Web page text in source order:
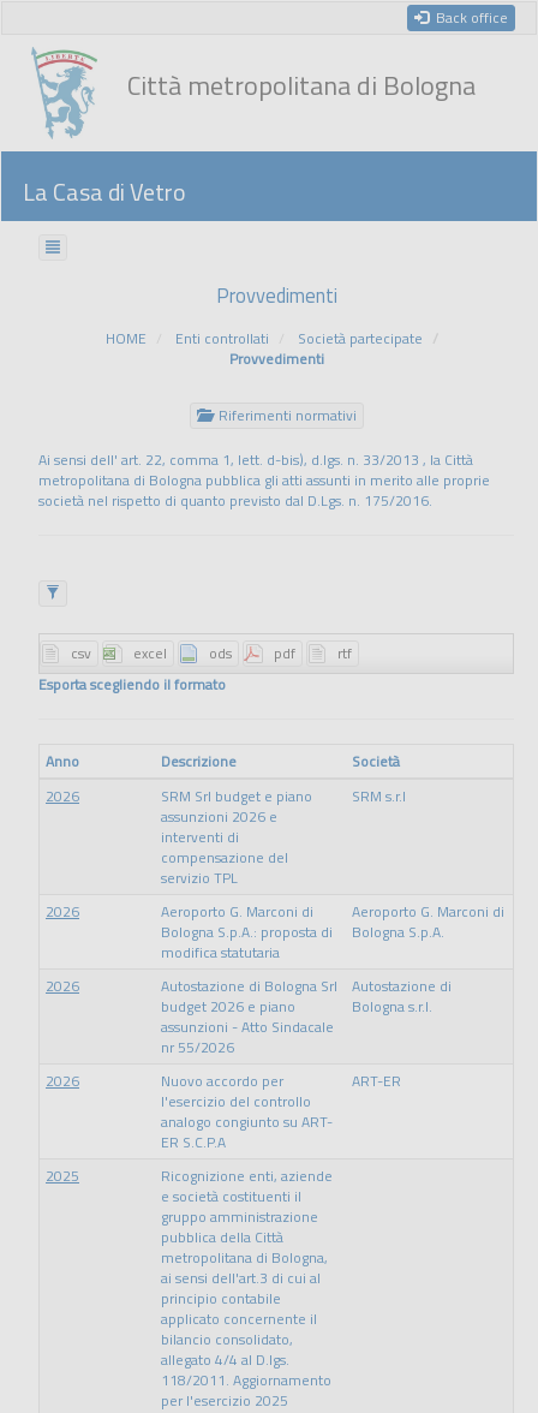
Back office
Città metropolitana di Bologna
La Casa di Vetro
Provvedimenti
HOME Enti controllati
Società partecipate
Provvedimenti
Riferimenti normativi
Ai sensi dell' art. 22, comma 1, lett. d-bis), d.lgs. n. 33/2013 , la Città
metropolitana di Bologna pubblica gli atti assunti in merito alle proprie
società nel rispetto di quanto previsto dal D.Lgs. n. 175/2016.
Esporta scegliendo il formato
Anno Descrizione
Società
2026
SRM Srl budget e piano
assunzioni 2026 e
interventi di
compensazione del
servizio TPL
SRM s.r.l
2026
Aeroporto G. Marconi di
Bologna S.p.A.: proposta di
modifica statutaria
Aeroporto G. Marconi di
Bologna S.p.A.
2026
Autostazione di Bologna Srl
budget 2026 e piano
assunzioni - Atto Sindacale
nr 55/2026
Autostazione di
Bologna s.r.l.
2026
Nuovo accordo per
l'esercizio del controllo
analogo congiunto su ART-
ER S.C.P.A
ART-ER
2025
Ricognizione enti, aziende
e società costituenti il
gruppo amministrazione
pubblica della Città
metropolitana di Bologna,
ai sensi dell'art.3 di cui al
principio contabile
applicato concernente il
bilancio consolidato,
allegato 4/4 al D.lgs.
118/2011. Aggiornamento
per l'esercizio 2025